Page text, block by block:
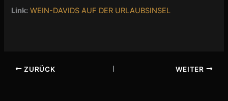
Link: WEIN-DAVIDS AUF DER URLAUBSINSEL
ZURÜCK WEITER